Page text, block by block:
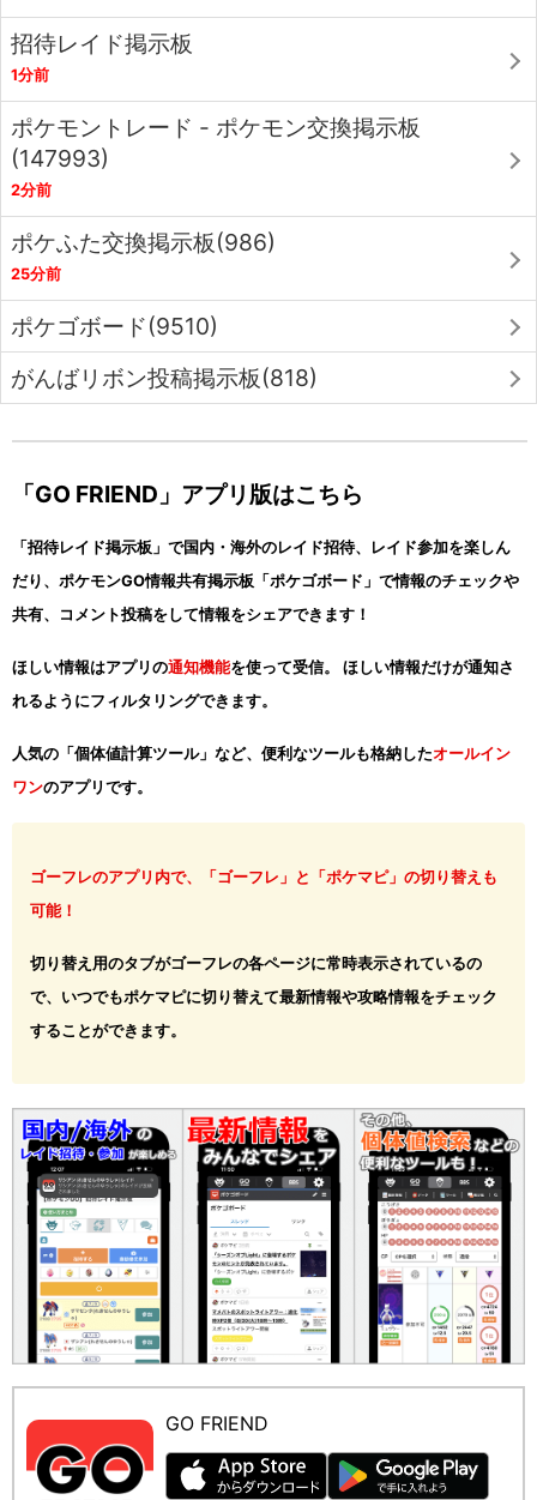
招待レイド掲示板
1分前
ポケモントレード - ポケモン交換掲示板
(147993)
2分前
ポケふた交換掲示板(986)
25分前
ポケゴボード(9510)
がんばリボン投稿掲示板(818)
「GO FRIEND」アプリ版はこちら
「招待レイド掲示板」で国内・海外のレイド招待、レイド参加を楽しん
だり、ポケモンGO情報共有掲示板「ポケゴボード」で情報のチェックや
共有、コメント投稿をして情報をシェアできます！
ほしい情報はアプリの通知機能を使って受信。 ほしい情報だけが通知さ
れるようにフィルタリングできます。
人気の「個体値計算ツール」など、便利なツールも格納したオールイン
ワンのアプリです。
ゴーフレのアプリ内で、「ゴーフレ」と「ポケマピ」の切り替えも
可能！
切り替え用のタブがゴーフレの各ページに常時表示されているの
で、いつでもポケマピに切り替えて最新情報や攻略情報をチェック
することができます。
GO FRIEND